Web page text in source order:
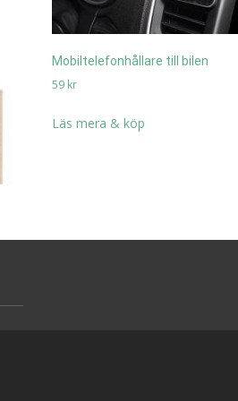
Mobiltelefonhållare till bilen
59 kr
Läs mera & köp